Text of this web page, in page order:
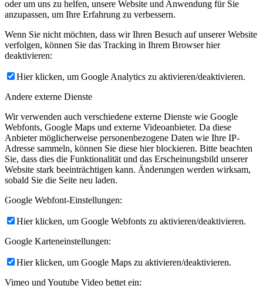
oder um uns zu helfen, unsere Website und Anwendung für Sie
anzupassen, um Ihre Erfahrung zu verbessern.
Wenn Sie nicht möchten, dass wir Ihren Besuch auf unserer Website
verfolgen, können Sie das Tracking in Ihrem Browser hier
deaktivieren:
Hier klicken, um Google Analytics zu aktivieren/deaktivieren.
Andere externe Dienste
Wir verwenden auch verschiedene externe Dienste wie Google
Webfonts, Google Maps und externe Videoanbieter. Da diese
Anbieter möglicherweise personenbezogene Daten wie Ihre IP-
Adresse sammeln, können Sie diese hier blockieren. Bitte beachten
Sie, dass dies die Funktionalität und das Erscheinungsbild unserer
Website stark beeinträchtigen kann. Änderungen werden wirksam,
sobald Sie die Seite neu laden.
Google Webfont-Einstellungen:
Hier klicken, um Google Webfonts zu aktivieren/deaktivieren.
Google Karteneinstellungen:
Hier klicken, um Google Maps zu aktivieren/deaktivieren.
Vimeo und Youtube Video bettet ein: